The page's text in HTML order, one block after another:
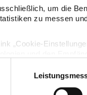
um die
zu messen
„Cookie-
Natur